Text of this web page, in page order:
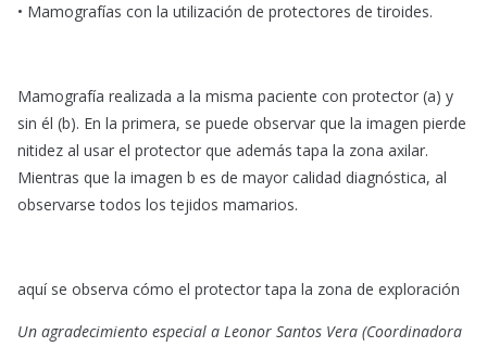
• Mamografías con la utilización de protectores de tiroides.
Mamografía realizada a la misma paciente con protector (a) y
sin él (b). En la primera, se puede observar que la imagen pierde
nitidez al usar el protector que además tapa la zona axilar.
Mientras que la imagen b es de mayor calidad diagnóstica, al
observarse todos los tejidos mamarios.
aquí se observa cómo el protector tapa la zona de exploración
Un agradecimiento especial a Leonor Santos Vera (Coordinadora